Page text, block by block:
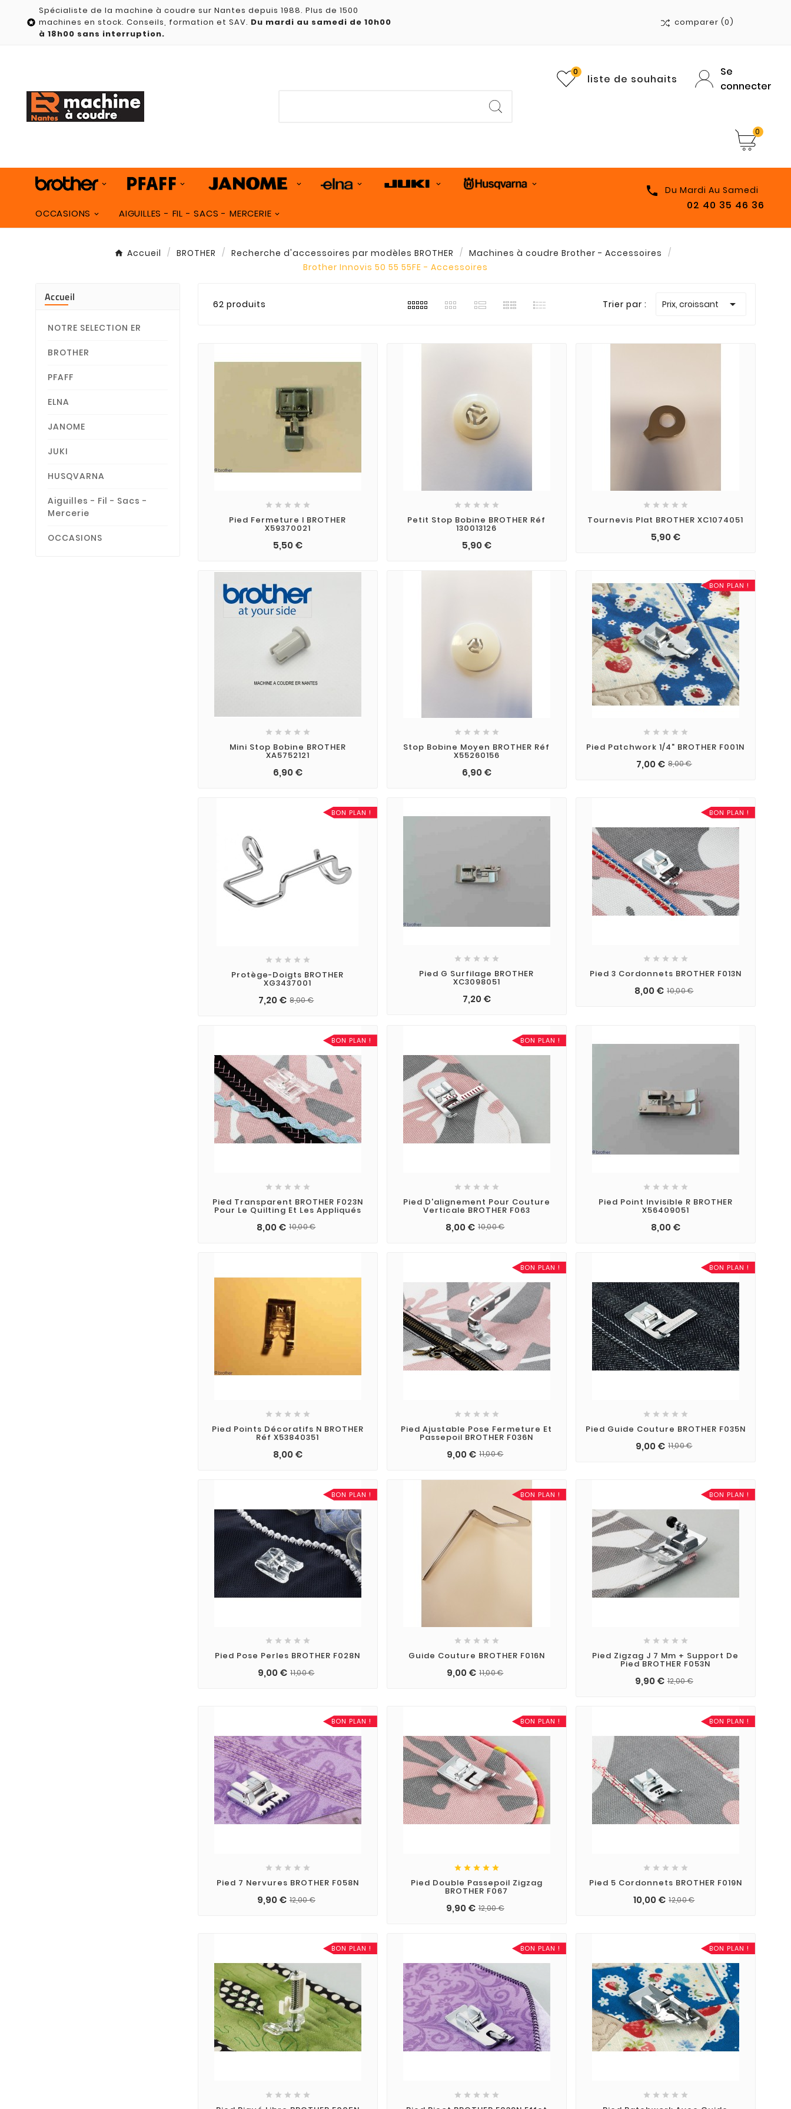

Spécialiste de la machine à coudre sur Nantes depuis 1988. Plus de 1500
machines en stock. Conseils, formation et SAV. Du mardi au samedi de 10h00
à 18h00 sans interruption.
comparer (0)
liste de souhaits
0
Se
connecter
0
OCCASIONS AIGUILLES - FIL - SACS - MERCERIE
 Du Mardi Au Samedi
02 40 35 46 36
Accueil BROTHER Recherche d'accessoires par modèles BROTHER
Machines à coudre Brother - Accessoires
Brother Innovis 50 55 55FE - Accessoires
Accueil
NOTRE SELECTION ER
BROTHER
PFAFF
ELNA
JANOME
JUKI
HUSQVARNA
Aiguilles - Fil - Sacs -
Mercerie
OCCASIONS
62 produits Trier par : Prix, croissant 
    
Pied Fermeture I BROTHER
X59370021
5,50 €
    
Petit Stop Bobine BROTHER Réf
130013126
5,90 €
    
Tournevis Plat BROTHER XC1074051
5,90 €
    
Mini Stop Bobine BROTHER
XA5752121
6,90 €
    
Stop Bobine Moyen BROTHER Réf
X55260156
6,90 €
BON PLAN !
    
Pied Patchwork 1/4" BROTHER F001N
7,00 € 8,00 €
BON PLAN !
    
Protège-Doigts BROTHER
XG3437001
7,20 € 8,00 €
    
Pied G Surfilage BROTHER
XC3098051
7,20 €
BON PLAN !
    
Pied 3 Cordonnets BROTHER F013N
8,00 € 10,00 €
BON PLAN !
    
Pied Transparent BROTHER F023N
Pour Le Quilting Et Les Appliqués
8,00 € 10,00 €
BON PLAN !
    
Pied D'alignement Pour Couture
Verticale BROTHER F063
8,00 € 10,00 €
    
Pied Point Invisible R BROTHER
X56409051
8,00 €
    
Pied Points Décoratifs N BROTHER
Réf X53840351
8,00 €
BON PLAN !
    
Pied Ajustable Pose Fermeture Et
Passepoil BROTHER F036N
9,00 € 11,00 €
BON PLAN !
    
Pied Guide Couture BROTHER F035N
9,00 € 11,00 €
BON PLAN !
    
Pied Pose Perles BROTHER F028N
9,00 € 11,00 €
BON PLAN !
    
Guide Couture BROTHER F016N
9,00 € 11,00 €
BON PLAN !
    
Pied Zigzag J 7 Mm + Support De
Pied BROTHER F053N
9,90 € 12,00 €
BON PLAN !
    
Pied 7 Nervures BROTHER F058N
9,90 € 12,00 €
BON PLAN !
    
Pied Double Passepoil Zigzag
BROTHER F067
9,90 € 12,00 €
BON PLAN !
    
Pied 5 Cordonnets BROTHER F019N
10,00 € 12,00 €
BON PLAN !
    
BON PLAN !
    
BON PLAN !
    